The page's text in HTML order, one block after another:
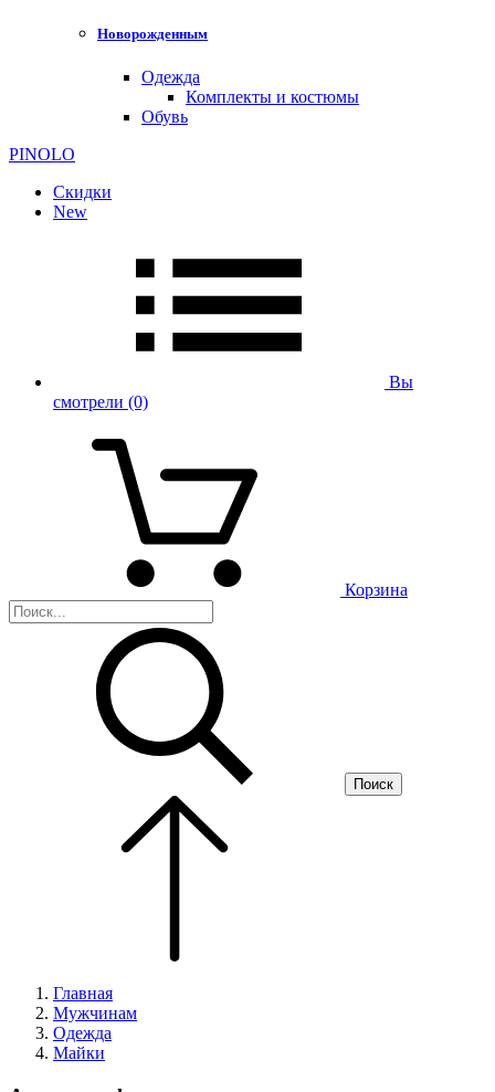
Новорожденным
Одежда
Комплекты и костюмы
Обувь
PINOLO
Скидки
New
Вы
смотрели (0)
Корзина
Поиск
Главная
Мужчинам
Одежда
Майки